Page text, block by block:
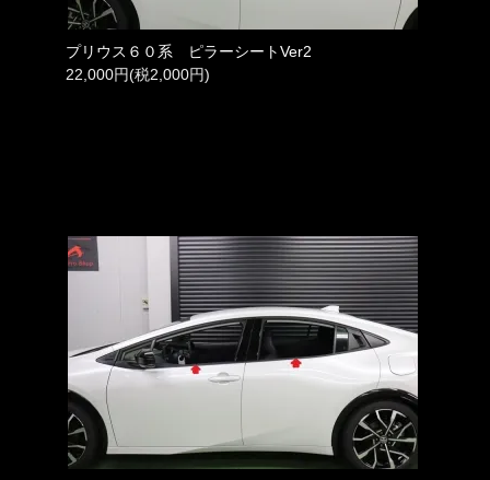
プリウス６０系 ピラーシートVer2
22,000円(税2,000円)